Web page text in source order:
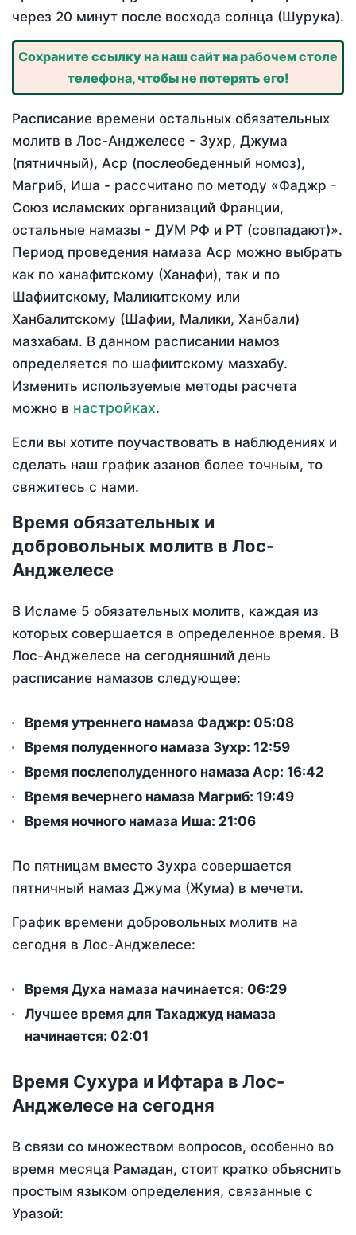
через 20 минут после восхода солнца (Шурука).
Сохраните ссылку на наш сайт на рабочем столе
телефона, чтобы не потерять его!
Расписание времени остальных обязательных
молитв в Лос-Анджелесе - Зухр, Джума
(пятничный), Аср (послеобеденный номоз),
Магриб, Иша - рассчитано по методу «Фаджр -
Союз исламских организаций Франции,
остальные намазы - ДУМ РФ и РТ (совпадают)».
Период проведения намаза Аср можно выбрать
как по ханафитскому (Ханафи), так и по
Шафиитскому, Маликитскому или
Ханбалитскому (Шафии, Малики, Ханбали)
мазхабам. В данном расписании намоз
определяется по шафиитскому мазхабу.
Изменить используемые методы расчета
можно в настройках.
Если вы хотите поучаствовать в наблюдениях и
сделать наш график азанов более точным, то
свяжитесь с нами.
Время обязательных и
добровольных молитв в Лос-
Анджелесе
В Исламе 5 обязательных молитв, каждая из
которых совершается в определенное время. В
Лос-Анджелесе на сегодняшний день
расписание намазов следующее:
Время утреннего намаза Фаджр: 05:08
Время полуденного намаза Зухр: 12:59
Время послеполуденного намаза Аср: 16:42
Время вечернего намаза Магриб: 19:49
Время ночного намаза Иша: 21:06
По пятницам вместо Зухра совершается
пятничный намаз Джума (Жума) в мечети.
График времени добровольных молитв на
сегодня в Лос-Анджелесе:
Время Духа намаза начинается: 06:29
Лучшее время для Тахаджуд намаза
начинается: 02:01
Время Сухура и Ифтара в Лос-
Анджелесе на сегодня
В связи со множеством вопросов, особенно во
время месяца Рамадан, стоит кратко объяснить
простым языком определения, связанные с
Уразой: